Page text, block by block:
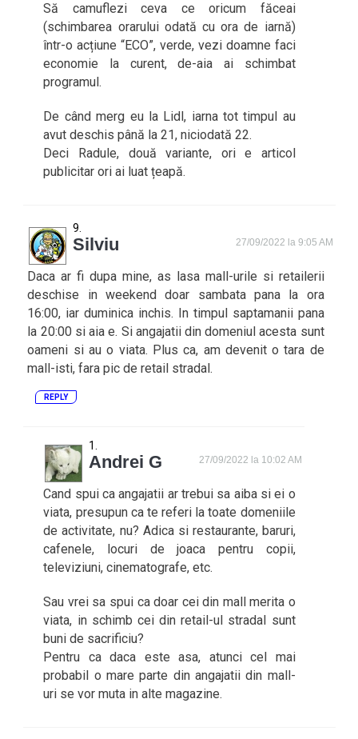
Să camuflezi ceva ce oricum făceai
(schimbarea orarului odată cu ora de iarnă)
într-o acțiune “ECO”, verde, vezi doamne faci
economie la curent, de-aia ai schimbat
programul.
De când merg eu la Lidl, iarna tot timpul au
avut deschis până la 21, niciodată 22.
Deci Radule, două variante, ori e articol
publicitar ori ai luat țeapă.
Silviu 27/09/2022 la 9:05 AM
Daca ar fi dupa mine, as lasa mall-urile si retailerii
deschise in weekend doar sambata pana la ora
16:00, iar duminica inchis. In timpul saptamanii pana
la 20:00 si aia e. Si angajatii din domeniul acesta sunt
oameni si au o viata. Plus ca, am devenit o tara de
mall-isti, fara pic de retail stradal.
REPLY
Andrei G 27/09/2022 la 10:02 AM
Cand spui ca angajatii ar trebui sa aiba si ei o
viata, presupun ca te referi la toate domeniile
de activitate, nu? Adica si restaurante, baruri,
cafenele, locuri de joaca pentru copii,
televiziuni, cinematografe, etc.
Sau vrei sa spui ca doar cei din mall merita o
viata, in schimb cei din retail-ul stradal sunt
buni de sacrificiu?
Pentru ca daca este asa, atunci cel mai
probabil o mare parte din angajatii din mall-
uri se vor muta in alte magazine.